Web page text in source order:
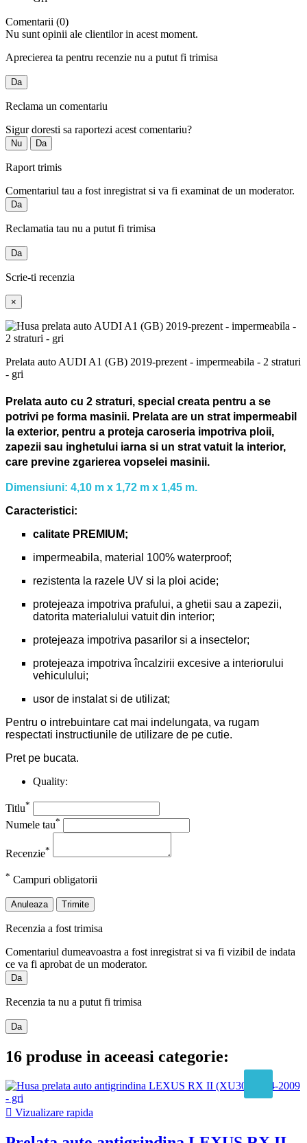
Comentarii (0)
Nu sunt opinii ale clientilor in acest moment.
Aprecierea ta pentru recenzie nu a putut fi trimisa
Da
Reclama un comentariu
Sigur doresti sa raportezi acest comentariu?
Nu Da
Raport trimis
Comentariul tau a fost inregistrat si va fi examinat de un moderator.
Da
Reclamatia tau nu a putut fi trimisa
Da
Scrie-ti recenzia
×
Prelata auto AUDI A1 (GB) 2019-prezent - impermeabila - 2 straturi
- gri
Prelata auto cu 2 straturi, special creata pentru a se
potrivi pe forma masinii. Prelata are un strat impermeabil
la exterior, pentru a proteja caroseria impotriva ploii,
zapezii sau inghetului iarna si un strat vatuit la interior,
care previne zgarierea vopselei masinii.
Dimensiuni: 4,10 m x 1,72 m x 1,45 m.
Caracteristici:
calitate PREMIUM;
impermeabila, material 100% waterproof;
rezistenta la razele UV si la ploi acide;
protejeaza impotriva prafului, a ghetii sau a zapezii,
datorita materialului vatuit din interior;
protejeaza impotriva pasarilor si a insectelor;
protejeaza impotriva încalzirii excesive a interiorului
vehiculului;
usor de instalat si de utilizat;
Pentru o intrebuintare cat mai indelungata, va rugam
respectati instructiunile de utilizare de pe cutie.
Pret pe bucata.
Quality:
Titlu*
Numele tau*
Recenzie*
* Campuri obligatorii
Anuleaza Trimite
Recenzia a fost trimisa
Comentariul dumeavoastra a fost inregistrat si va fi vizibil de indata
ce va fi aprobat de un moderator.
Da
Recenzia ta nu a putut fi trimisa
Da
16 produse in aceeasi categorie:
 Vizualizare rapida